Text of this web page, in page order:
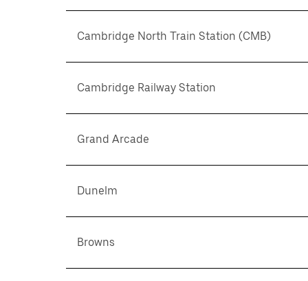
Cambridge North Train Station (CMB)
Cambridge Railway Station
Grand Arcade
Dunelm
Browns